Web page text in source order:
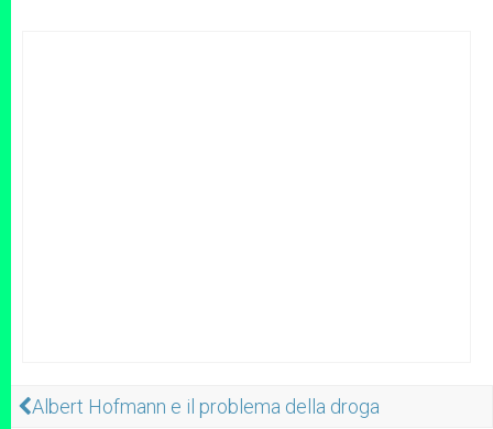
Albert Hofmann e il problema della droga